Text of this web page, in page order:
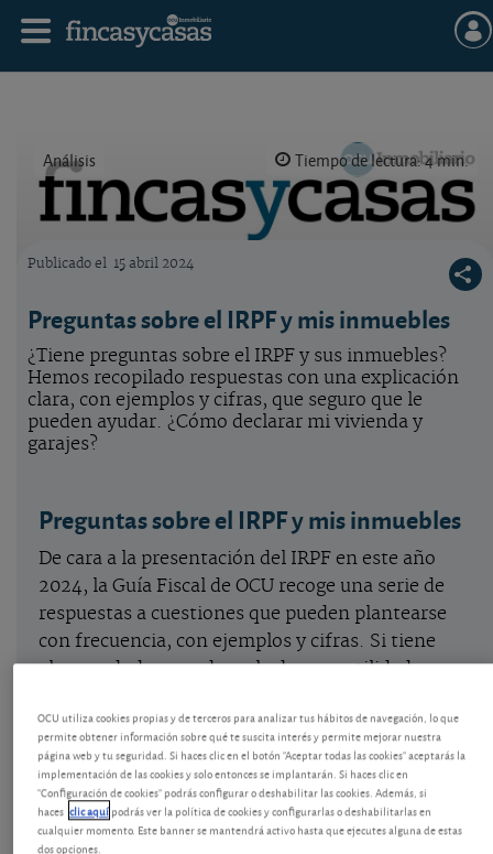
Análisis Tiempo de lectura: 4 min.
Publicado el 15 abril 2024
Preguntas sobre el IRPF y mis inmuebles
¿Tiene preguntas sobre el IRPF y sus inmuebles?
Hemos recopilado respuestas con una explicación
clara, con ejemplos y cifras, que seguro que le
pueden ayudar. ¿Cómo declarar mi vivienda y
garajes?
Preguntas sobre el IRPF y mis inmuebles
De cara a la presentación del IRPF en este año
2024, la Guía Fiscal de OCU recoge una serie de
respuestas a cuestiones que pueden plantearse
con frecuencia, con ejemplos y cifras. Si tiene
algunas dudas, puede serle de gran utilidad.
En materia de vivienda también hay que tributar
por determinados inmuebles que poseamos,
aunque no estén puestos en alquiler ni nos
proporcionen unos ingresos. Es lo que se conoce
como larenta imputada. Esta es una de las
OCU utiliza cookies propias y de terceros para analizar tus hábitos de navegación, lo que
permite obtener información sobre qué te suscita interés y permite mejorar nuestra
página web y tu seguridad. Si haces clic en el botón "Aceptar todas las cookies" aceptarás la
implementación de las cookies y solo entonces se implantarán. Si haces clic en
"Configuración de cookies" podrás configurar o deshabilitar las cookies. Además, si
haces clic aquípodrás ver la política de cookies y configurarlas o deshabilitarlas en
cualquier momento. Este banner se mantendrá activo hasta que ejecutes alguna de estas
dos opciones.